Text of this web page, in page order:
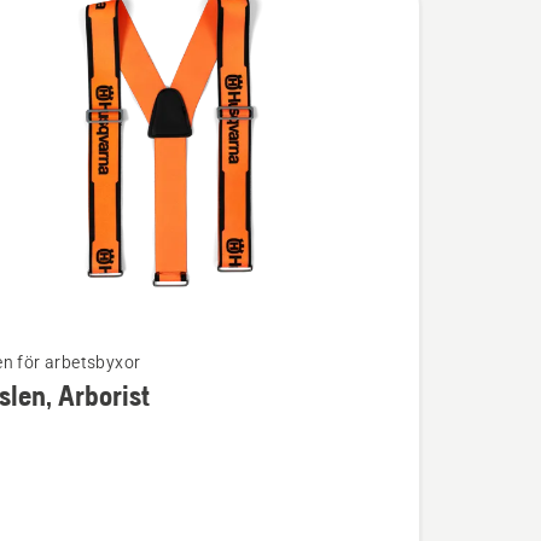
för arbetsbyxor
Arborist